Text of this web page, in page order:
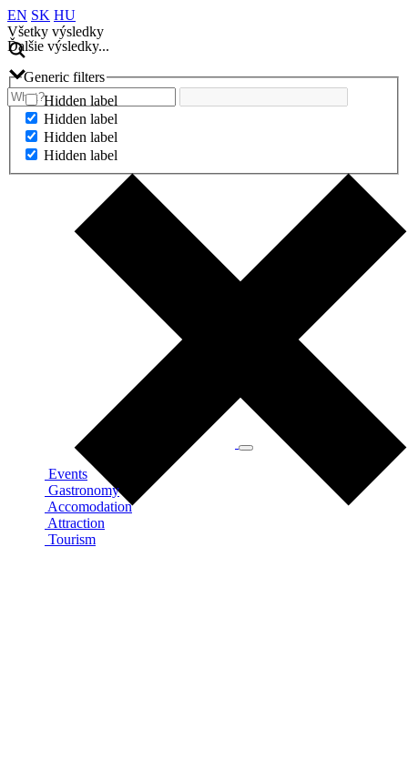
EN SK HU
Všetky výsledky
Ďalšie výsledky...
Generic filters
Hidden label
Hidden label
Hidden label
Hidden label
Ďalšie výsledky...
Events
Gastronomy
Accomodation
Attraction
Tourism